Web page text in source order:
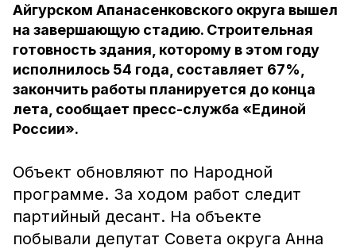
Айгурском Апанасенковского округа вышел
на завершающую стадию. Строительная
готовность здания, которому в этом году
исполнилось 54 года, составляет 67%,
закончить работы планируется до конца
лета, сообщает пресс-служба «Единой
России».
Объект обновляют по Народной
программе. За ходом работ следит
партийный десант. На объекте
побывали депутат Совета округа Анна